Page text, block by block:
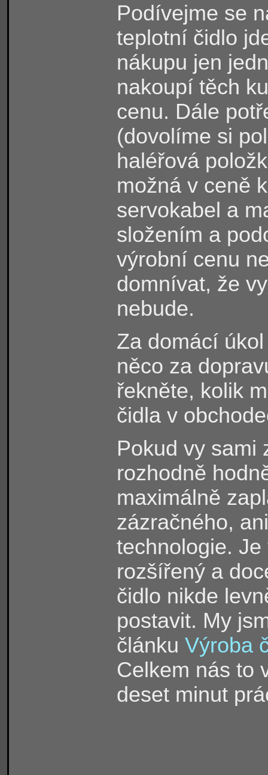
Podívejme se
teplotní čidlo
nákupu jen
nakoupí těch
cenu. Dále
(dovolíme si
haléřová
možná v ceně
servokabel a
složením a
výrobní cenu
domnívat, že
nebude.
Za domácí
něco za
řekněte, kolik
čidla v
Pokud vy sami
rozhodně
maximálně
zázračného,
technologie.
rozšířený a
čidlo nikde
postavit. My
článku Výroba
Celkem nás to
deset minut